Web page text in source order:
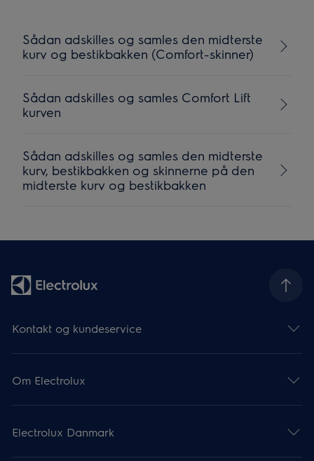
Sådan adskilles og samles den midterste
kurv og bestikbakken (Comfort-skinner)
Sådan adskilles og samles Comfort Lift
kurven
Sådan adskilles og samles den midterste
kurv, bestikbakken og skinnerne på den
midterste kurv og bestikbakken
Kontakt og kundeservice
Om Electrolux
Electrolux Danmark